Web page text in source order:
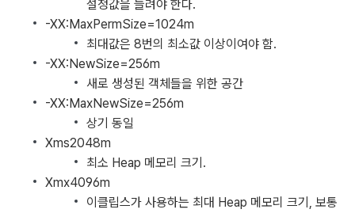
설정값을 늘려야 한다.
-XX:MaxPermSize=1024m
최대값은 8번의 최소값 이상이여야 함.
-XX:NewSize=256m
새로 생성된 객체들을 위한 공간
-XX:MaxNewSize=256m
상기 동일
Xms2048m
최소 Heap 메모리 크기.
Xmx4096m
이클립스가 사용하는 최대 Heap 메모리 크기, 보통